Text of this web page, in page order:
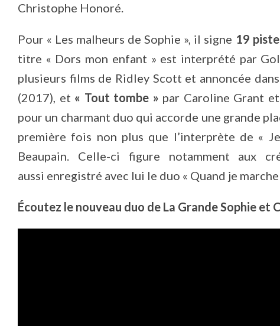
Christophe Honoré.
Pour « Les malheurs de Sophie », il signe 19
titre « Dors mon enfant » est interprété par
plusieurs films de Ridley Scott et annoncée
(2017), et « Tout tombe » par Caroline Grant et
pour un charmant duo qui accorde une grande
première fois non plus que l’interprète de «
Beaupain. Celle-ci figure notamment aux
aussi enregistré avec lui le duo « Quand je
Écoutez le nouveau duo de La Grande Sophie et